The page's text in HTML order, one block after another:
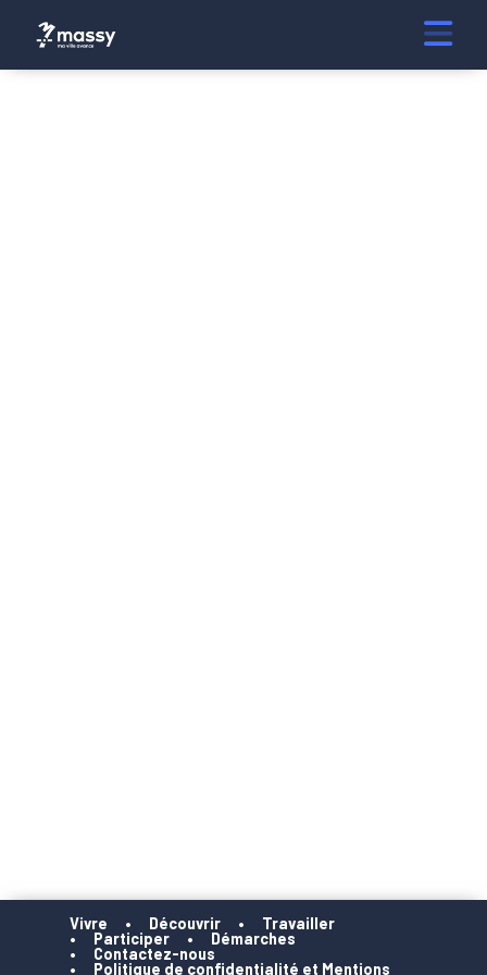
Vivre Découvrir
Travailler
Participer
Démarches
Contactez-nous
Politique de confidentialité et Mentions